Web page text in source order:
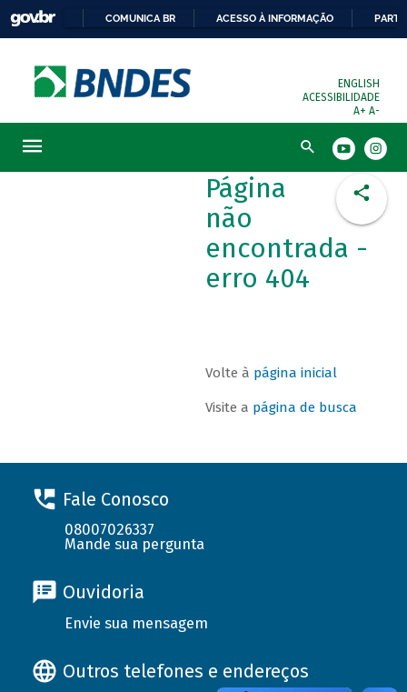
COMUNICA BR ACESSO À INFORMAÇÃO
ENGLISH
ACESSIBILIDADE
A+ A-
Busca
Página
não
encontrada -
erro 404
Volte à página inicial
Visite a página de busca
Fale Conosco
08007026337
Mande sua pergunta
Ouvidoria
Envie sua mensagem
Outros telefones e endereços